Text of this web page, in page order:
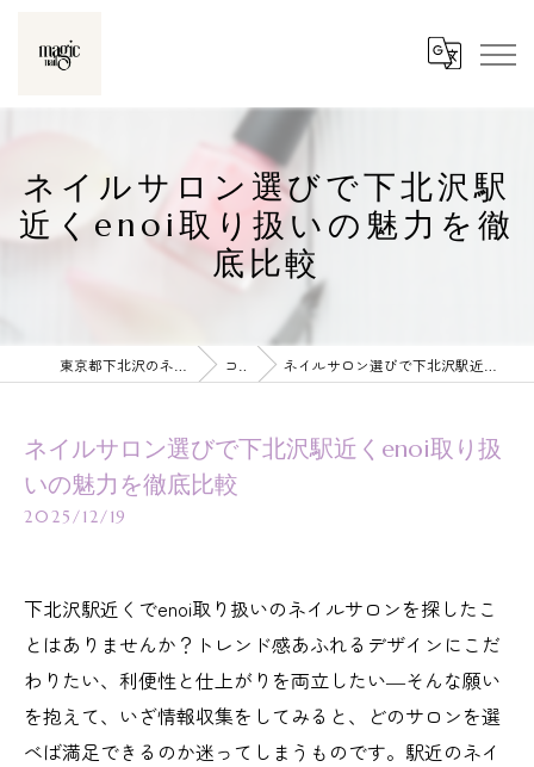
ネイルサロン選びで下北沢駅
近くenoi取り扱いの魅力を徹
底比較
コラム ネイルサロン選びで下北沢駅近くenoi取り扱いの魅力を徹底比較
ネイルサロン選びで下北沢駅近くenoi取り扱
いの魅力を徹底比較
2025/12/19
下北沢駅近くでenoi取り扱いのネイルサロンを探したこ
とはありませんか？トレンド感あふれるデザインにこだ
わりたい、利便性と仕上がりを両立したい―そんな願い
を抱えて、いざ情報収集をしてみると、どのサロンを選
べば満足できるのか迷ってしまうものです。駅近のネイ